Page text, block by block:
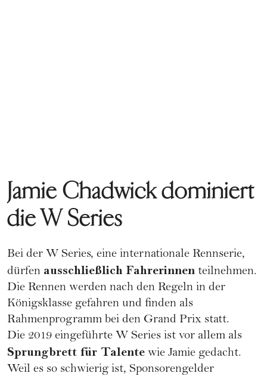
Jamie Chadwick dominiert
die W Series
Bei der W Series, eine internationale Rennserie,
dürfen ausschließlich Fahrerinnen teilnehmen.
Die Rennen werden nach den Regeln in der
Königsklasse gefahren und finden als
Rahmenprogramm bei den Grand Prix statt.
Die 2019 eingeführte W Series ist vor allem als
Sprungbrett für Talente wie Jamie gedacht.
Weil es so schwierig ist, Sponsorengelder